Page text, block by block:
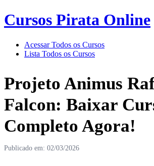
Cursos Pirata Online
Acessar Todos os Cursos
Lista Todos os Cursos
Projeto Animus
Falcon: Baixar
Completo Agora!
Publicado em: 02/03/2026